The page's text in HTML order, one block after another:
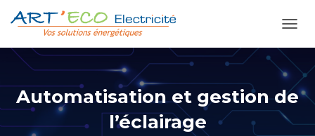
É
P
I
E
L
Automatisation et gestion de
l’éclairage